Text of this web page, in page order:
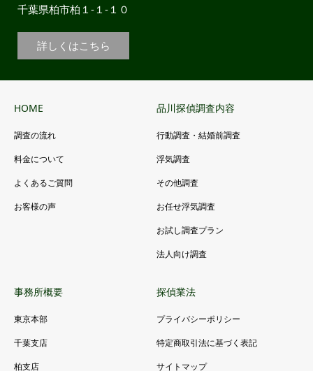
千葉県柏市柏１-１-１０
詳しくはこちら
HOME
調査の流れ
料金について
よくあるご質問
お客様の声
品川探偵調査内容
行動調査・結婚前調査
浮気調査
その他調査
お任せ浮気調査
お試し調査プラン
法人向け調査
事務所概要
東京本部
千葉支店
柏支店
探偵業法
プライバシーポリシー
特定商取引法に基づく表記
サイトマップ